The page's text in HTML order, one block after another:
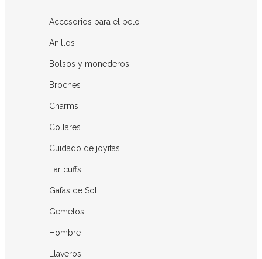
Accesorios para el pelo
Anillos
Bolsos y monederos
Broches
Charms
Collares
Cuidado de joyitas
Ear cuffs
Gafas de Sol
Gemelos
Hombre
Llaveros